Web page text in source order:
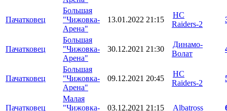
Пачатковец
Большая
"Чижовка-
Арена"
13.01.2022 21:15
HC
Raiders-2
Пачатковец
Большая
"Чижовка-
Арена"
30.12.2021 21:30
Динамо-
Волат
Пачатковец
Большая
"Чижовка-
Арена"
09.12.2021 20:45
HC
Raiders-2
Пачатковец
Малая
"Чижовка-
03.12.2021 21:15 Albatross